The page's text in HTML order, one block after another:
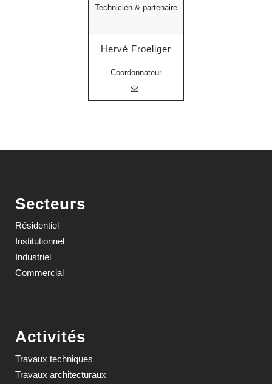
Technicien & partenaire
Hervé Froeliger
Coordonnateur
Secteurs
Résidentiel
Institutionnel
Industriel
Commercial
Activités
Travaux techniques
Travaux architecturaux